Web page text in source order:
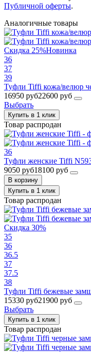
Публичной оферты.
Аналогичные товары
Скидка 25%Новинка
36
37
39
Туфли Tiffi кожа/велюр
16950 руб22600 руб
Выбрать
Купить в 1 клик
Товар распродан
36
Туфли женские Tiffi
9050 руб18100 руб
В корзину
Купить в 1 клик
Товар распродан
Скидка 30%
35
36
36.5
37
37.5
38
Туфли Tiffi бежевые
15330 руб21900 руб
Выбрать
Купить в 1 клик
Товар распродан